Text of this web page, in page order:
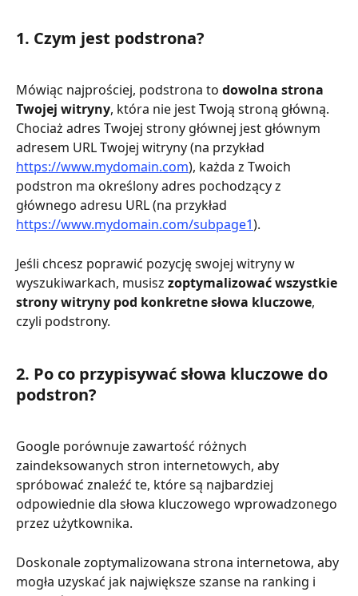
1. Czym jest podstrona?
Mówiąc najprościej, podstrona to dowolna strona
Twojej witryny, która nie jest Twoją stroną główną.
Chociaż adres Twojej strony głównej jest głównym
adresem URL Twojej witryny (na przykład
https://www.mydomain.com), każda z Twoich
podstron ma określony adres pochodzący z
głównego adresu URL (na przykład
https://www.mydomain.com/subpage1).
Jeśli chcesz poprawić pozycję swojej witryny w
wyszukiwarkach, musisz zoptymalizować wszystkie
strony witryny pod konkretne słowa kluczowe,
czyli podstrony.
2. Po co przypisywać słowa kluczowe do
podstron?
Google porównuje zawartość różnych
zaindeksowanych stron internetowych, aby
spróbować znaleźć te, które są najbardziej
odpowiednie dla słowa kluczowego wprowadzonego
przez użytkownika.
Doskonale zoptymalizowana strona internetowa, aby
mogła uzyskać jak największe szanse na ranking i